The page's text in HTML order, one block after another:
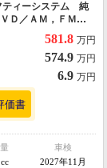
ィーシステム 純
Ｄ／ＡＭ，ＦＭ／
ルーフ ビルトイ
581.8 万円
574.9 万円
6.9 万円
車検
2027年11月